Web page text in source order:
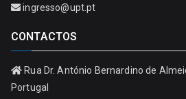
ingresso@upt.pt
CONTACTOS
Rua Dr. António Bernardino de
Portugal